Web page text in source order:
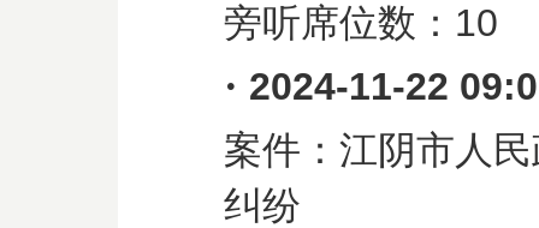
旁听席位数： 10
· 2024-11-22
案件：江阴市人
纠纷